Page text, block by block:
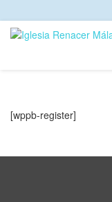
[wppb-register]